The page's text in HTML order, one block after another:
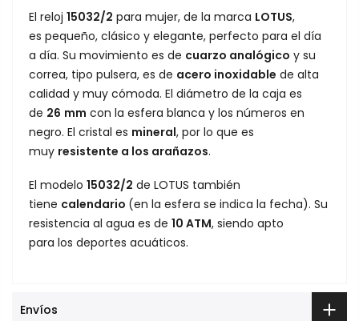
El reloj 15032/2 para mujer, de la marca LOTUS,
es pequeño, clásico y elegante, perfecto para el día
a día. Su movimiento es de cuarzo analógico y su
correa, tipo pulsera, es de acero inoxidable de alta
calidad y muy cómoda. El diámetro de la caja es
de 26 mm con la esfera blanca y los números en
negro. El cristal es mineral, por lo que es
muy resistente a los arañazos.
El modelo 15032/2 de LOTUS también
tiene calendario (en la esfera se indica la fecha). Su
resistencia al agua es de 10 ATM, siendo apto
para los deportes acuáticos.
Envíos